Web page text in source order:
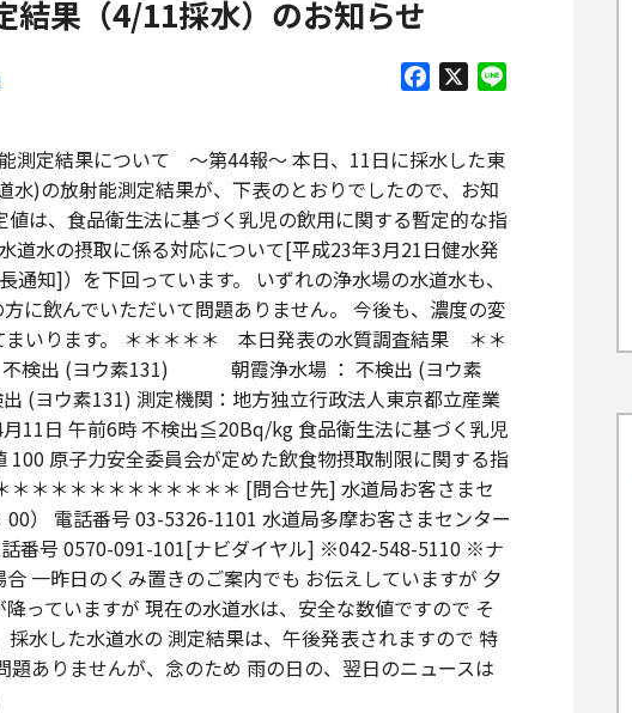
結果（4/11採水）のお知らせ
Facebook
測定結果について ～第44報～ 本日、11日に採水した東
水)の放射能測定結果が、下表のとおりでしたので、お知
値は、食品衛生法に基づく乳児の飲用に関する暫定的な指
水の摂取に係る対応について[平成23年3月21日健水発
通知]）を下回っています。 いずれの浄水場の水道水も、
に飲んでいただいて問題ありません。 今後も、濃度の変
まいります。 ＊＊＊＊＊ 本日発表の水質調査結果 ＊＊
出 (ヨウ素131) 朝霞浄水場 ： 不検出 (ヨウ素
ウ素131) 測定機関：地方独立行政法人東京都立産業
11日 午前6時 不検出≦20Bq/kg 食品衛生法に基づく乳児
100 原子力安全委員会が定めた飲食物摂取制限に関する指
＊＊＊＊＊＊＊＊＊＊＊ [問合せ先] 水道局お客さまセ
） 電話番号 03-5326-1101 水道局多摩お客さまセンター
話番号 0570-091-101[ナビダイヤル] ※042-548-5110 ※ナ
一昨日のくみ置きのご案内でも お伝えしていますが 夕
っていますが 現在の水道水は、安全な数値ですので そ
採水した水道水の 測定結果は、午後発表されますので 特
題ありませんが、念のため 雨の日の、翌日のニュースは